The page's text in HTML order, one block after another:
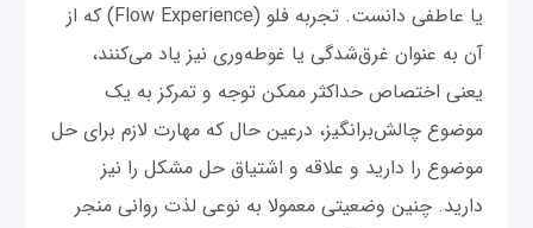
یا عاطفی دانست. تجربه فلو (Flow Experience) که از
آن به عنوان غرق‌شدگی یا غوطه‌وری نیز یاد می‌کنند،
یعنی اختصاص حداکثر ممکن توجه و تمرکز به یک
موضوع چالش‌برانگیز، درعین حال که مهارت لازم برای حل
موضوع را دارید و علاقه و اشتیاق حل مشکل را نیز
دارید. چنین وضعیتی معمولا به نوعی لذت روانی منجر